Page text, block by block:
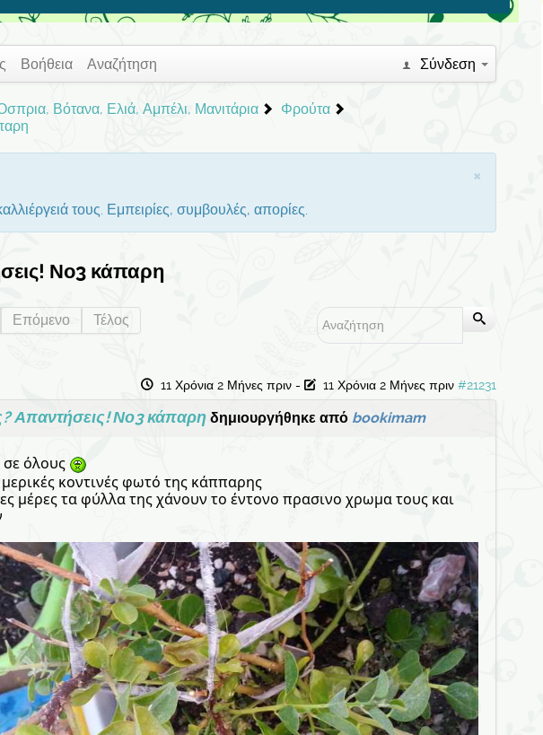
Βοήθεια Αναζήτηση Σύνδεση
Βότανα, Ελιά, Αμπέλι, Μανιτάρια
Φρούτα
×
τους. Εμπειρίες, συμβουλές, απορίες.
Νο3 κάπαρη
Επόμενο Τέλος
11 Χρόνια 2 Μήνες πριν- 11 Χρόνια 2 Μήνες πριν #21231
Απαντήσεις! Νο3 κάπαρη δημιουργήθηκε από bookimam
όλους
κοντινές φωτό της κάππαρης
μέρες τα φύλλα της χάνουν το έντονο πρασινο χρωμα τους και